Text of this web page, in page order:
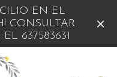
EN EL
CONSULTAR
637583631